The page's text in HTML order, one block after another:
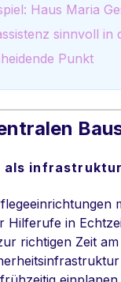
Haus Maria
sinnvoll in
Punkt
als
Hilferufe in
richtigen Zeit